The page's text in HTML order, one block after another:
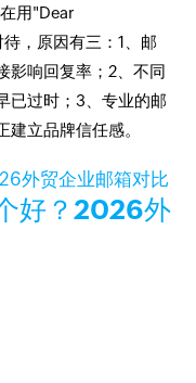
用"Dear
，原因有三：1、邮
影响回复率；2、不同
已过时；3、专业的邮
立品牌信任感。
好？2026外